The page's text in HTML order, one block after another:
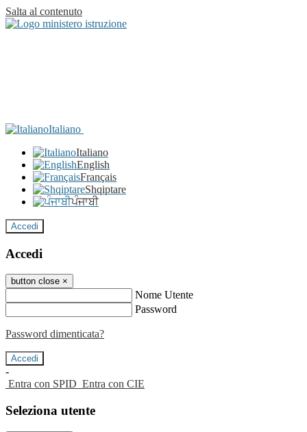
Salta al contenuto
Italiano
Italiano
English
Français
Shqiptare
ਪੰਜਾਬੀ
Accedi
Accedi
button close ×
Nome Utente
Password
Password dimenticata?
-
Entra con SPID Entra con CIE
Seleziona utente